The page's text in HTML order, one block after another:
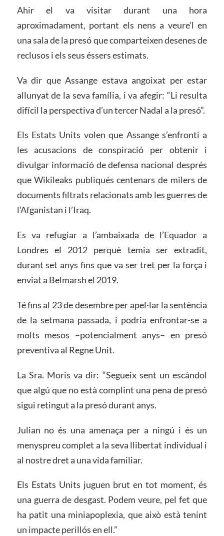
Ahir el va visitar durant una hora
aproximadament, portant els nens a veure’l en
una sala de la presó que comparteixen desenes de
reclusos i els seus éssers estimats.
Va dir que Assange estava angoixat per estar
allunyat de la seva família, i va afegir: “Li resulta
difícil la perspectiva d’un tercer Nadal a la presó”.
Els Estats Units volen que Assange s’enfronti a
les acusacions de conspiració per obtenir i
divulgar informació de defensa nacional després
que Wikileaks publiqués centenars de milers de
documents filtrats relacionats amb les guerres de
l’Afganistan i l’Iraq.
Es va refugiar a l’ambaixada de l’Equador a
Londres el 2012 perquè temia ser extradit,
durant set anys fins que va ser tret per la força i
enviat a Belmarsh el 2019.
Té fins al 23 de desembre per apel·lar la sentència
de la setmana passada, i podria enfrontar-se a
molts mesos ­–potencialment anys– en presó
preventiva al Regne Unit.
La Sra. Moris va dir: “Segueix sent un escàndol
que algú que no està complint una pena de presó
sigui retingut a la presó durant anys.
Julian no és una amenaça per a ningú i és un
menyspreu complet a la seva llibertat individual i
al nostre dret a una vida familiar.
Els Estats Units juguen brut en tot moment, és
una guerra de desgast. Podem veure, pel fet que
ha patit una miniapoplexia, que això està tenint
un impacte perillós en ell.”